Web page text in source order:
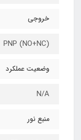
خروجی
PNP (NO+NC)
وضعیت عملکرد
N/A
منبع نور